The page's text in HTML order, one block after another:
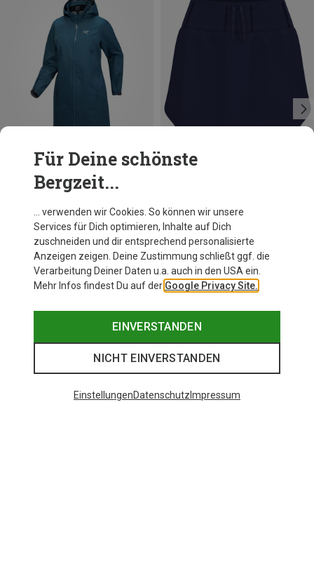
Du sparst 20%
Odlo
Damen X-Alp Trail Rock
79,95 €
Für Deine schönste
Bergzeit...
… verwenden wir Cookies. So können wir unsere
Services für Dich optimieren, Inhalte auf Dich
zuschneiden und dir entsprechend personalisierte
Anzeigen zeigen. Deine Zustimmung schließt ggf. die
Verarbeitung Deiner Daten u.a. auch in den USA ein.
Mehr Infos findest Du auf der Google Privacy Site.
EINVERSTANDEN
NICHT EINVERSTANDEN
EinstellungenDatenschutz Impressum